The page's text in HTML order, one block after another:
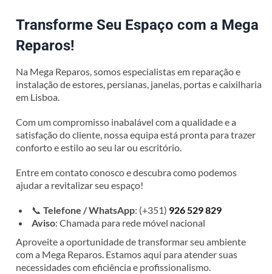
Transforme Seu Espaço com a Mega
Reparos!
Na Mega Reparos, somos especialistas em reparação e
instalação de estores, persianas, janelas, portas e caixilharia
em Lisboa.
Com um compromisso inabalável com a qualidade e a
satisfação do cliente, nossa equipa está pronta para trazer
conforto e estilo ao seu lar ou escritório.
Entre em contato conosco e descubra como podemos
ajudar a revitalizar seu espaço!
📞Telefone / WhatsApp: (+351) 926 529 829
Aviso: Chamada para rede móvel nacional
Aproveite a oportunidade de transformar seu ambiente
com a Mega Reparos. Estamos aqui para atender suas
necessidades com eficiência e profissionalismo.